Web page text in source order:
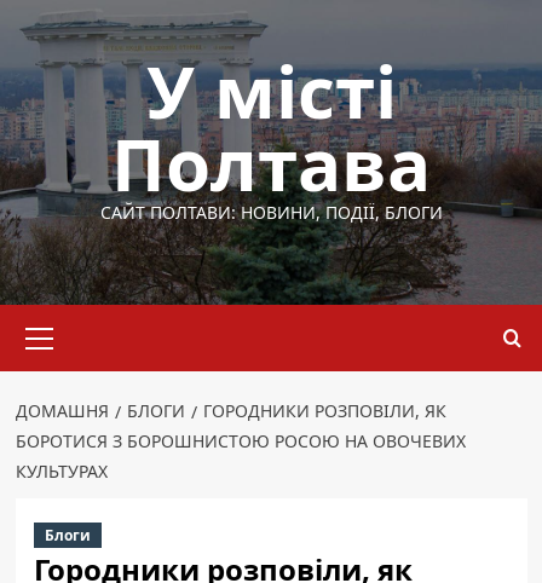
Перейти
вмісту
У місті
Полтава
САЙТ ПОЛТАВИ: НОВИНИ, ПОДІЇ, БЛОГИ
меню
ДОМАШНЯ БЛОГИ
ГОРОДНИКИ РОЗПОВІЛИ, ЯК
БОРОТИСЯ З БОРОШНИСТОЮ РОСОЮ НА ОВОЧЕВИХ
КУЛЬТУРАХ
Блоги
Городники розповіли, як